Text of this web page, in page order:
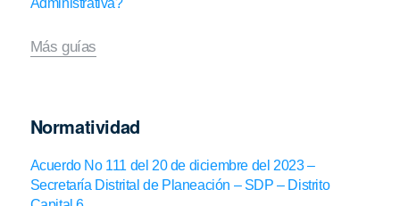
Más guías
Normatividad
Acuerdo No 111 del 20 de diciembre del 2023 –
Secretaría Distrital de Planeación – SDP – Distrito